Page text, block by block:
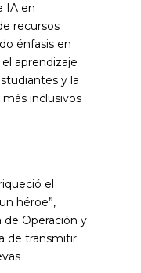
IA en
recursos
énfasis en
aprendizaje
y la
inclusivos
el
héroe”,
de Operación y
de transmitir